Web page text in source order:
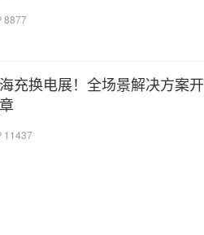
8877
充换电展！全场景解决方案开
11437